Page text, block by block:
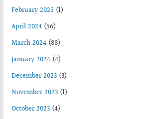
February 2025 (1)
April 2024(56)
March 2024(88)
January 2024(4)
December 2023(3)
November 2023(1)
October 2023(4)